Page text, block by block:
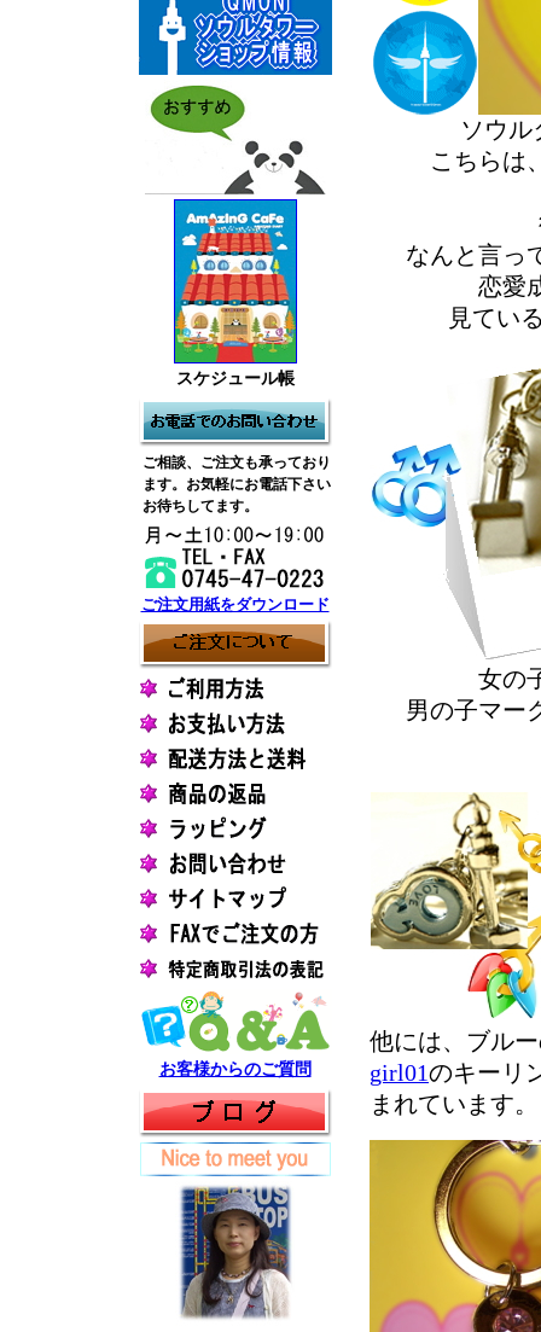
スケジュール帳
ご相談、ご注文も承っており
ます。お気軽にお電話下さい
お待ちしてます。
ご注文用紙をダウンロード
お客様からのご質問
ソウル
こちらは
なんと言っ
恋愛
見てい
女の
男の子マー
他には、ブル
girl01のキーリ
まれています。